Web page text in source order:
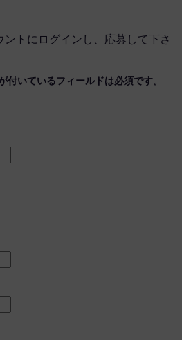
ントにログイン し、応募して下さ
付いているフィールドは必須です。